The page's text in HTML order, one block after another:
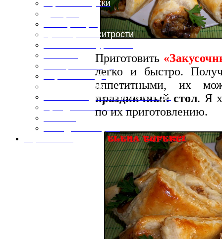
Горячие закуски
Кулинарные хитрости
Овощные блюда
Первые блюда
Полевая кухня
Постные и диетические блюда
Праздничные блюда
Приготовить
легко и быстро.
аппетитными, их
праздничный стол. Я
по их приготовлению.